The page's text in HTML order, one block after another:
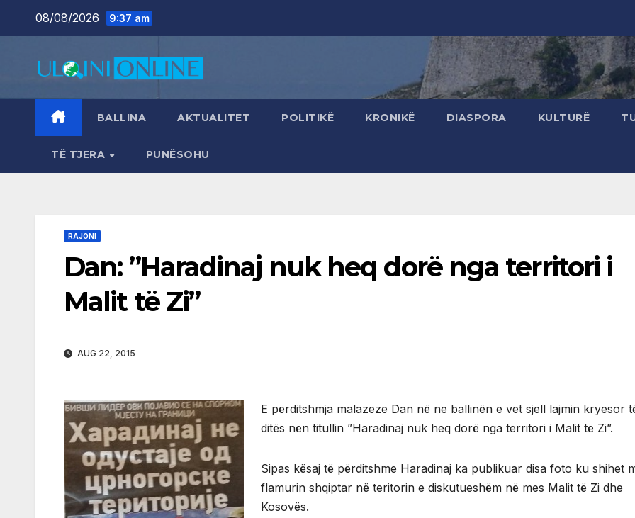
08/08/2026 9:37 am
BALLINA AKTUALITET POLITIKË KRONIKË DIASPORA KULTURË
TË TJERA PUNËSOHU
RAJONI
Dan: ”Haradinaj nuk heq dorë nga territori i
Malit të Zi”
AUG 22, 2015
E përditshmja malazeze Dan në ne ballinën e vet sjell lajmin kryesor
ditës nën titullin ”Haradinaj nuk heq dorë nga territori i Malit të Zi”.
Sipas kësaj të përditshme Haradinaj ka publikuar disa foto ku shihet
flamurin shqiptar në teritorin e diskutueshëm në mes Malit të Zi dhe
Kosovës.